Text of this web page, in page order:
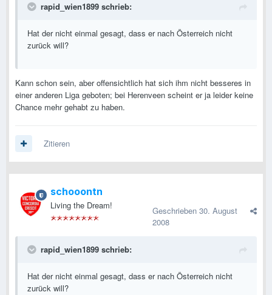
rapid_wien1899 schrieb:
Hat der nicht einmal gesagt, dass er nach Österreich nicht
zurück will?
Kann schon sein, aber offensichtlich hat sich ihm nicht besseres in
einer anderen Liga geboten; bei Herenveen scheint er ja leider keine
Chance mehr gehabt zu haben.
Zitieren
schooontn
Living the Dream! Geschrieben 30. August
2008
rapid_wien1899 schrieb:
Hat der nicht einmal gesagt, dass er nach Österreich nicht
zurück will?